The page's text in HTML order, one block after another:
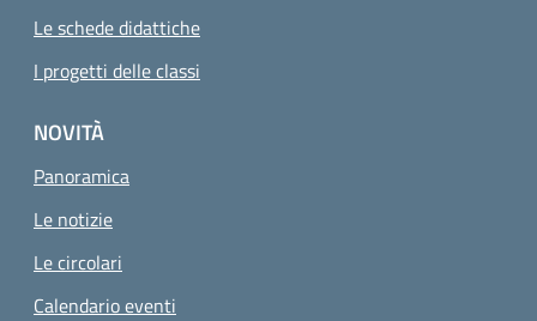
Le schede didattiche
I progetti delle classi
NOVITÀ
Panoramica
Le notizie
Le circolari
Calendario eventi